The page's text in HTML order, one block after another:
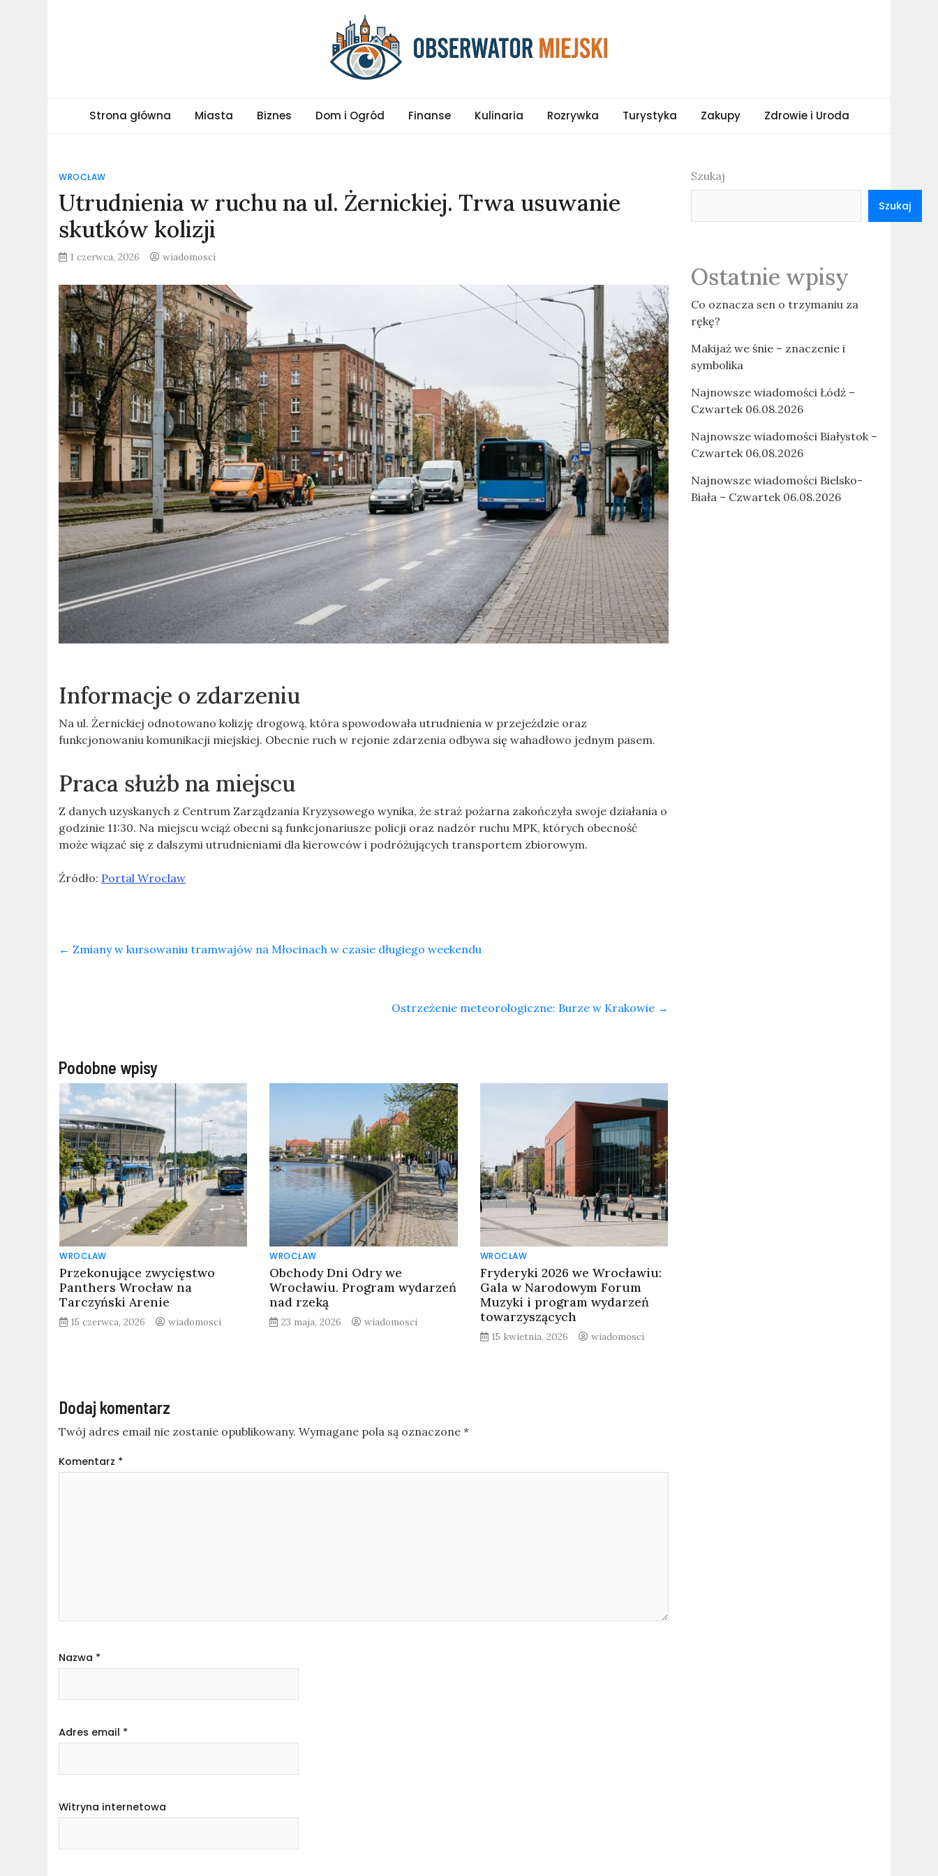
obserwatormiejski.pl
Strona główna Miasta Biznes Dom i Ogród Finanse Kulinaria Rozrywka Turystyka Zakupy Zdrowie i Uroda
WROCŁAW
Utrudnienia w ruchu na ul. Żernickiej. Trwa usuwanie
skutków kolizji
1 czerwca, 2026 wiadomosci
Informacje o zdarzeniu
Na ul. Żernickiej odnotowano kolizję drogową, która spowodowała utrudnienia w przejeździe oraz
funkcjonowaniu komunikacji miejskiej. Obecnie ruch w rejonie zdarzenia odbywa się wahadłowo jednym pasem.
Praca służb na miejscu
Z danych uzyskanych z Centrum Zarządzania Kryzysowego wynika, że straż pożarna zakończyła swoje działania o
godzinie 11:30. Na miejscu wciąż obecni są funkcjonariusze policji oraz nadzór ruchu MPK, których obecność
może wiązać się z dalszymi utrudnieniami dla kierowców i podróżujących transportem zbiorowym.
Źródło: Portal Wroclaw
← Zmiany w kursowaniu tramwajów na Młocinach w czasie długiego weekendu
Ostrzeżenie meteorologiczne: Burze w Krakowie →
Podobne wpisy
WROCŁAW
Przekonujące zwycięstwo
Panthers Wrocław na
Tarczyński Arenie
15 czerwca, 2026 wiadomosci
WROCŁAW
Obchody Dni Odry we
Wrocławiu. Program wydarzeń
nad rzeką
23 maja, 2026 wiadomosci
WROCŁAW
Fryderyki 2026 we Wrocławiu:
Gala w Narodowym Forum
Muzyki i program wydarzeń
towarzyszących
15 kwietnia, 2026 wiadomosci
Dodaj komentarz
Twój adres email nie zostanie opublikowany. Wymagane pola są oznaczone*
Komentarz *
Nazwa *
Adres email *
Witryna internetowa
Szukaj
Szukaj
Ostatnie wpisy
Co oznacza sen o trzymaniu za
rękę?
Makijaż we śnie – znaczenie i
symbolika
Najnowsze wiadomości Łódź –
Czwartek 06.08.2026
Najnowsze wiadomości Białystok –
Czwartek 06.08.2026
Najnowsze wiadomości Bielsko-
Biała – Czwartek 06.08.2026